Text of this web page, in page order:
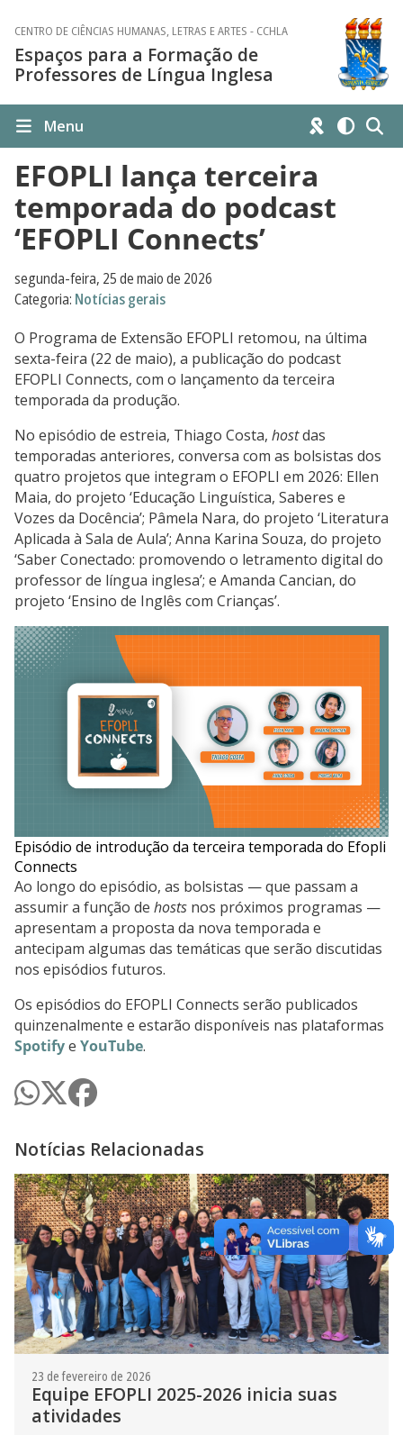
CENTRO DE CIÊNCIAS HUMANAS, LETRAS E ARTES - CCHLA
Espaços para a Formação de
Professores de Língua Inglesa
Menu
EFOPLI lança terceira
temporada do podcast
‘EFOPLI Connects’
segunda-feira, 25 de maio de 2026
Categoria: Notícias gerais
O Programa de Extensão EFOPLI retomou, na última
sexta-feira (22 de maio), a publicação do podcast
EFOPLI Connects, com o lançamento da terceira
temporada da produção.
No episódio de estreia, Thiago Costa, hostdas
temporadas anteriores, conversa com as bolsistas dos
quatro projetos que integram o EFOPLI em 2026: Ellen
Maia, do projeto ‘Educação Linguística, Saberes e
Vozes da Docência’; Pâmela Nara, do projeto ‘Literatura
Aplicada à Sala de Aula’; Anna Karina Souza, do projeto
‘Saber Conectado: promovendo o letramento digital do
professor de língua inglesa’; e Amanda Cancian, do
projeto ‘Ensino de Inglês com Crianças’.
Episódio de introdução da terceira temporada do Efopli
Connects
Ao longo do episódio, as bolsistas — que passam a
assumir a função de hosts nos próximos programas —
apresentam a proposta da nova temporada e
antecipam algumas das temáticas que serão discutidas
nos episódios futuros.
Os episódios do EFOPLI Connects serão publicados
quinzenalmente e estarão disponíveis nas plataformas
Spotifye YouTube.
Notícias Relacionadas
23 de fevereiro de 2026
Equipe EFOPLI 2025-2026 inicia suas
atividades